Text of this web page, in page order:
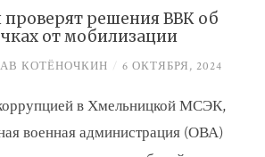
решения ВВК об
от мобилизации
КОТЁНОЧКИН / 6 ОКТЯБРЯ, 2024
в Хмельницкой МСЭК,
военная администрация (ОВА)